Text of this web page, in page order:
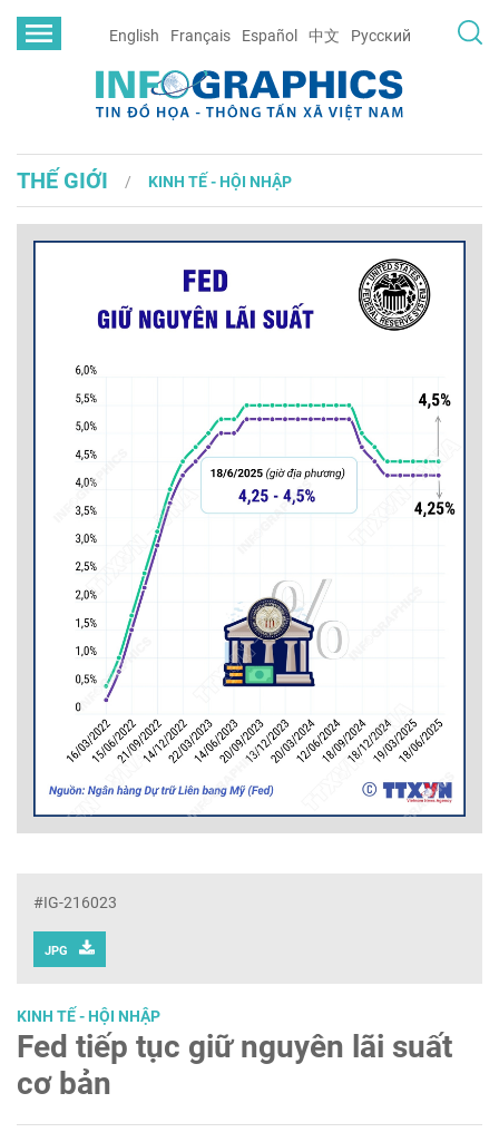
English Français Español 中文 Русский
THẾ GIỚI KINH TẾ - HỘI NHẬP
#IG-216023
JPG
KINH TẾ - HỘI NHẬP
Fed tiếp tục giữ nguyên lãi suất
cơ bản